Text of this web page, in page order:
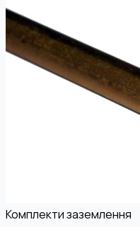
Комплекти заземлення